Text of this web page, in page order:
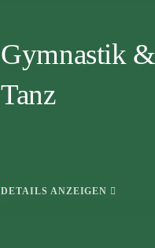
Gymnastik &
Tanz
DETAILS ANZEIGEN